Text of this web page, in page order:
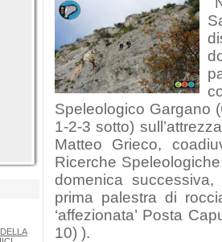
Speleologico Gargano
1-2-3 sotto)
Matteo Grieco,
Ricerche
domenica
prima palestra di
‘affezionata’ Posta
10) ).